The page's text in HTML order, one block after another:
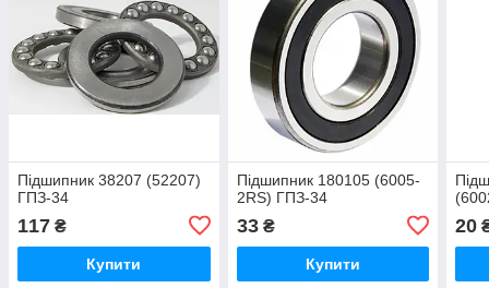
Підшипник 38207 (52207)
ГПЗ-34
117 ₴
Купити
Підшипник 180105 (6005-
2RS) ГПЗ-34
33₴
Купити
20